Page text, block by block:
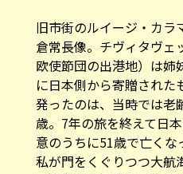
旧市街のルイージ・カラ
倉常長像。チヴィタヴェ
欧使節団の出港地）は姉
に日本側から寄贈された
発ったのは、当時では老
歳。7年の旅を終えて日
意のうちに51歳で亡くな
私が門をくぐりつつ大航